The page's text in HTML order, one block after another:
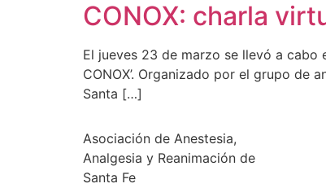
CONOX: charla
El jueves 23 de marzo se llevó a cabo
CONOX’. Organizado por el grupo de
Santa […]
Asociación de Anestesia,
Analgesia y Reanimación de
Santa Fe